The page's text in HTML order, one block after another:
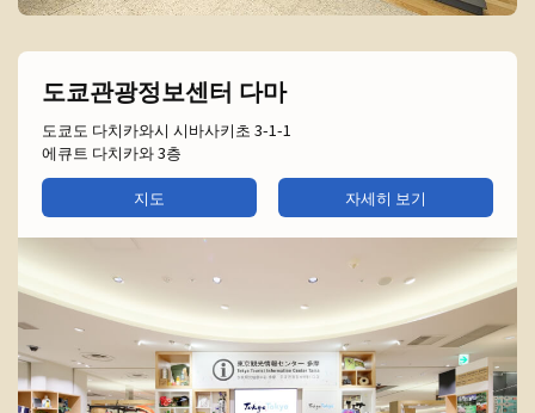
도쿄관광정보센터 다마
도쿄도 다치카와시 시바사키초 3-1-1
에큐트 다치카와 3층
지도
자세히 보기